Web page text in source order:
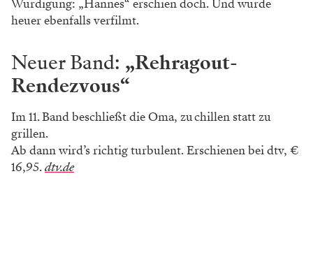
Würdigung: „Hannes“ erschien doch. Und wurde
heuer ebenfalls verfilmt.
Neuer Band: „Rehragout-
Rendezvous“
Im 11. Band beschließt die Oma, zu chillen statt zu
grillen.
Ab dann wird’s richtig turbulent. Erschienen bei dtv, €
16,95.dtv.de